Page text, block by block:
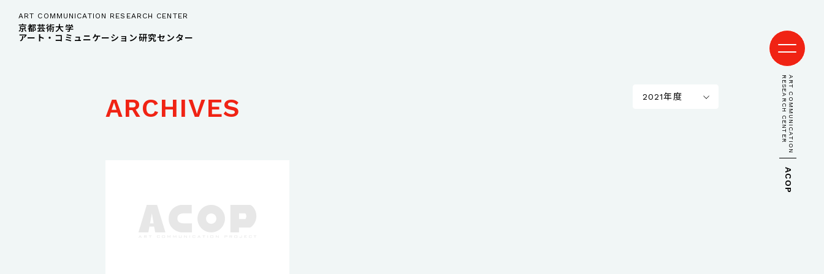
ART COMMUNICATION
RESEARCH CENTER
ACOP
ART COMMUNICATION RESEARCH CENTER
京都芸術大学
アート・コミュニケーション研究センター
ARCHIVES 2021年度